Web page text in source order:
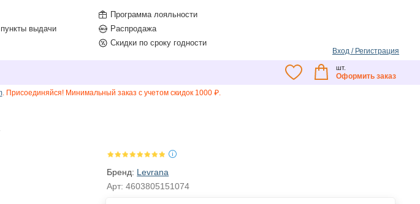
Программа лояльности
выдачи
Распродажа
Скидки по сроку годности
Вход / Регистрация
Оформить заказ
шт.
. Присоединяйся! Минимальный заказ с учетом скидок 1000 ₽.
Бренд: Levrana
Арт:4603805151074